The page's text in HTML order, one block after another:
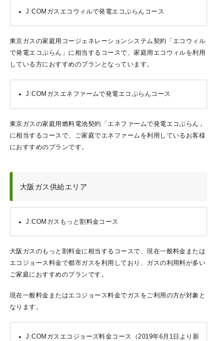
J:COMガスエコウィルで発電エコぷらんコース
東京ガスの家庭用コージェネレーションシステム契約「エコウィル
で発電エコぷらん」に相当するコースで、家庭用エコウィルを利用
している方におすすめのプランとなっています。
J:COMガスエネファームで発電エコぷらんコース
東京ガスの家庭用燃料電池契約「エネファームで発電エコぷらん」
に相当するコースで、ご家庭でエネファームを利用しているお客様
におすすめのプランです。
大阪ガス供給エリア
J:COMガスもっと割料金コース
大阪ガスのもっと割料金に相当するコースで、現在一般料金または
エコジョース料金で都市ガスを利用しており、ガスの利用料が多い
ご家庭におすすめのプランです。
現在一般料金またはエコジョース料金でガスをご利用の方が対象と
なります。
J:COMガスエコジョーズ料金コース（2019年6月1日より新